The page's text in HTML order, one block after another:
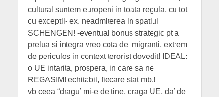
cultural suntem europeni in toata regula, cu tot
cu exceptii- ex. neadmiterea in spatiul
SCHENGEN! -eventual bonus strategic pt a
prelua si integra vreo cota de imigranti, extrem
de periculos in context terorist dovedit! IDEAL:
o UE intarita, prospera, in care sa ne
REGASIM! echitabil, fiecare stat mb.!
vb ceea “dragu’ mi-e de tine, draga UE, da’ de